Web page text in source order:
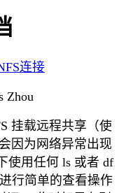
连接
Zhou
挂载远程共享（使
因为网络异常出现
使用任何 ls 或者 df
行简单的查看操作